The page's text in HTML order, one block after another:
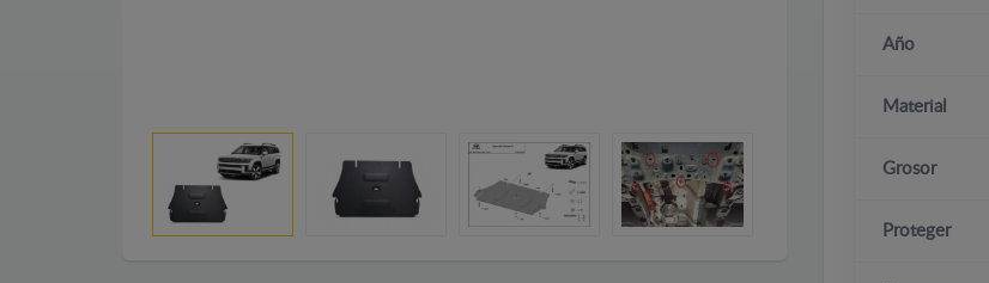
Año
Material
Grosor
Proteger